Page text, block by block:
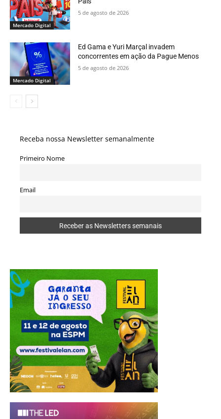
Mercado Digital
5 de agosto de 2026
Mercado Digital
Ed Gama e Yuri Marçal invadem
concorrentes em ação da Pague Menos
5 de agosto de 2026
Receba nossa Newsletter semanalmente
Primeiro Nome
Email